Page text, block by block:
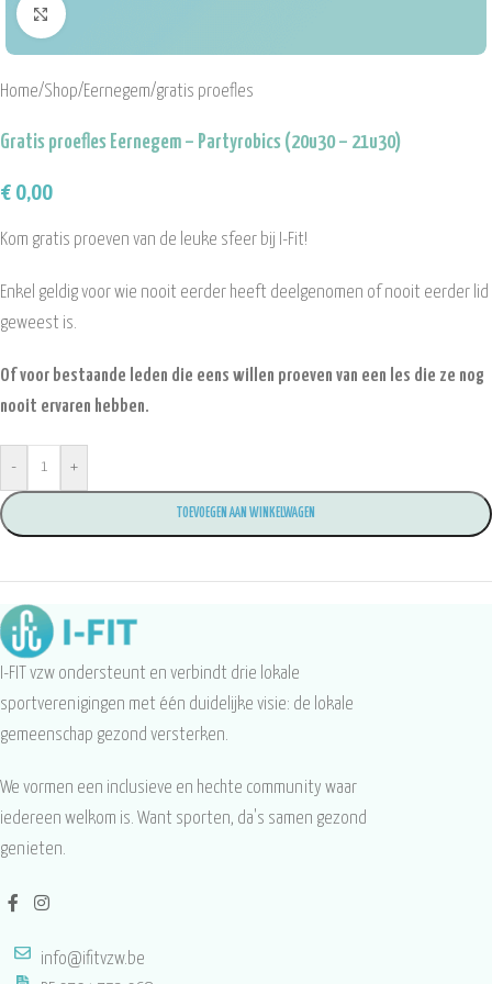
Click to enlarge
Home/Shop/Eernegem/gratis proefles
Gratis proefles Eernegem – Partyrobics (20u30 – 21u30)
€ 0,00
Kom gratis proeven van de leuke sfeer bij I-Fit!
Enkel geldig voor wie nooit eerder heeft deelgenomen of nooit eerder lid
geweest is.
Of voor bestaande leden die eens willen proeven van een les die ze nog
nooit ervaren hebben.
- +
TOEVOEGEN AAN WINKELWAGEN
I-FIT vzw ondersteunt en verbindt drie lokale
sportverenigingen met één duidelijke visie: de lokale
gemeenschap gezond versterken.
We vormen een inclusieve en hechte community waar
iedereen welkom is. Want sporten, da's samen gezond
genieten.
info@ifitvzw.be